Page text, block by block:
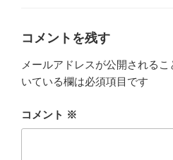
コメントを残す
メールアドレスが公開されるこ
いている欄は必須項目です
コメント ※